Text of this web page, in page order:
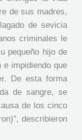
de sus madres,
de sevicia
criminales le
pequeño hijo de
impidiendo que
De esta forma
de sangre, se
de los cinco
describieron